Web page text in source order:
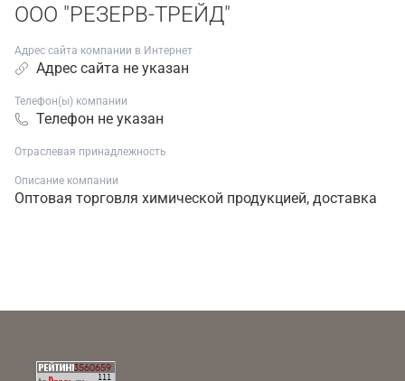
ООО "РЕЗЕРВ-ТРЕЙД"
Адрес сайта компании в Интернет
Адрес сайта не указан
Телефон(ы) компании
Телефон не указан
Отраслевая принадлежность
Описание компании
Оптовая торговля химической продукцией, доставка